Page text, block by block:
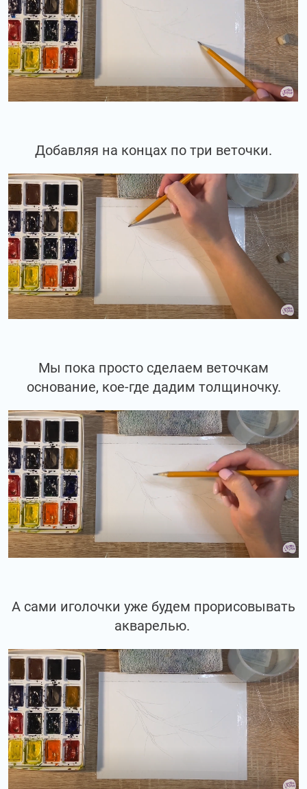
Добавляя на концах по три веточки.
Мы пока просто сделаем веточкам
основание, кое-где дадим толщиночку.
А сами иголочки уже будем прорисовывать
акварелью.